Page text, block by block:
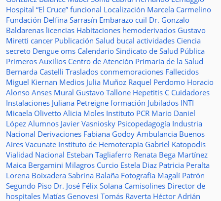
Hospital “El Cruce” funcional Localización Marcela Carmelino
Fundación Delfina Sarrasín Embarazo cuil Dr. Gonzalo
Baldarenas licencias Habitaciones hemoderivados Gustavo
Miretti cancer Publicación Salud bucal actividades Ciencia
secreto Dengue oms Calendario Sindicato de Salud Pública
Primeros Auxilios Centro de Atención Primaria de la Salud
Bernarda Castelli Traslados conmemoraciones Fallecidos
Miguel Kiernan Medios Julia Muñoz Raquel Perdomo Horacio
Alonso Anses Mural Gustavo Tallone Hepetitis C Cuidadores
Instalaciones Juliana Petreigne formación Jubilados INTI
Micaela Olivetto Alicia Moles Instituto PCR Mario Daniel
López Alumnos Javier Vasniosky Psicopedagogía Industria
Nacional Derivaciones Fabiana Godoy Ambulancia Buenos
Aires Vacunate Instituto de Hemoterapia Gabriel Katopodis
Vialidad Nacional Esteban Tagliaferro Renata Bega Martínez
Maica Bergamini Milagros Curcio Estela Diaz Patricia Peralta
Lorena Boixadera Sabrina Balaña Fotografía Magalí Patrón
Segundo Piso Dr. José Félix Solana Camisolines Director de
hospitales Matías Genovesi Tomás Raverta Héctor Adrián